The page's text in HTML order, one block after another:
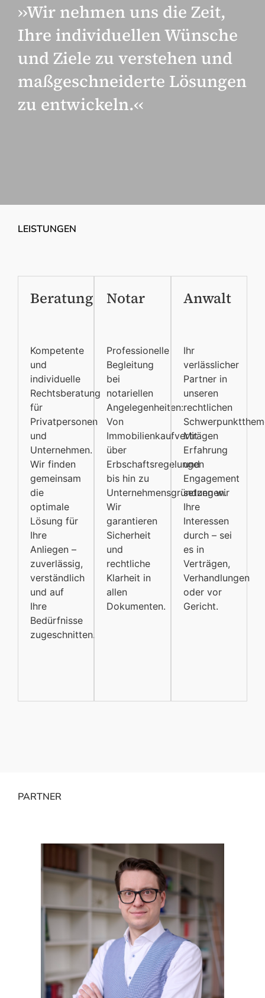
››Wir nehmen uns die Zeit,
Ihre individuellen Wünsche
und Ziele zu verstehen und
maßgeschneiderte Lösungen
zu entwickeln.‹‹
LEISTUNGEN
Beratung
Kompetente
und
individuelle
Rechtsberatung
für
Privatpersonen
und
Unternehmen.
Wir finden
gemeinsam
die
optimale
Lösung für
Ihre
Anliegen –
zuverlässig,
verständlich
und auf
Ihre
Bedürfnisse
zugeschnitten.
Notar
Professionelle
Begleitung
bei
notariellen
Angelegenheiten:
Von
Immobilienkaufverträgen
über
Erbschaftsregelungen
bis hin zu
Unternehmensgründungen.
Wir
garantieren
Sicherheit
und
rechtliche
Klarheit in
allen
Dokumenten.
Anwalt
Ihr
verlässlicher
Partner in
unseren
rechtlichen
Mit
Erfahrung
und
Engagement
setzen wir
Ihre
Interessen
durch – sei
es in
Verträgen,
Verhandlungen
oder vor
Gericht.
PARTNER